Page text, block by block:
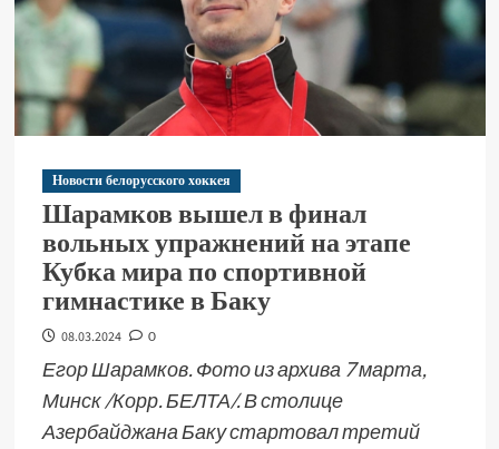
Новости белорусского хоккея
Шарамков вышел в финал
вольных упражнений на этапе
Кубка мира по спортивной
гимнастике в Баку
08.03.2024 0
Егор Шарамков. Фото из архива 7 марта,
Минск /Корр. БЕЛТА/. В столице
Азербайджана Баку стартовал третий